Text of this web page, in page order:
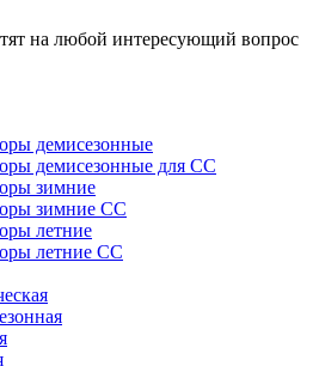
на любой интересующий вопрос
демисезонные
демисезонные для СС
зимние
зимние СС
летние
летние СС